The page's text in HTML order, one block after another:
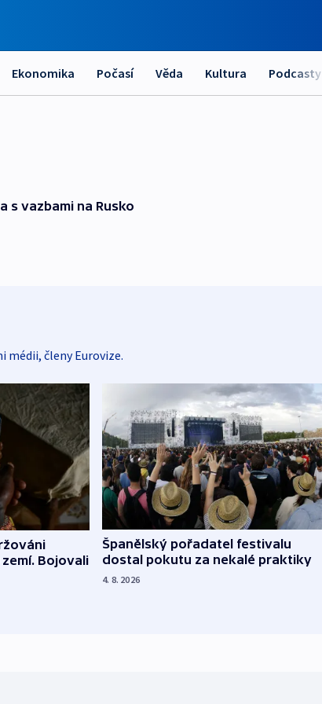
Ekonomika Počasí Věda Kultura Podcasty
s vazbami na Rusko
médii, členy Eurovize.
Bojovali
Španělský pořadatel festivalu
dostal pokutu za nekalé praktiky
4. 8. 2026